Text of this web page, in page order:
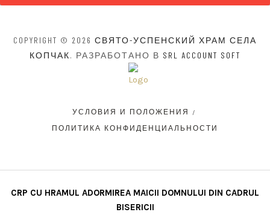
COPYRIGHT © 2026 СВЯТО-УСПЕНСКИЙ ХРАМ СЕЛА
КОПЧАК. РАЗРАБОТАНО В SRL ACCOUNT SOFT
УСЛОВИЯ И ПОЛОЖЕНИЯ
ПОЛИТИКА КОНФИДЕНЦИАЛЬНОСТИ
CRP CU HRAMUL ADORMIREA MAICII DOMNULUI DIN CADRUL
BISERICII